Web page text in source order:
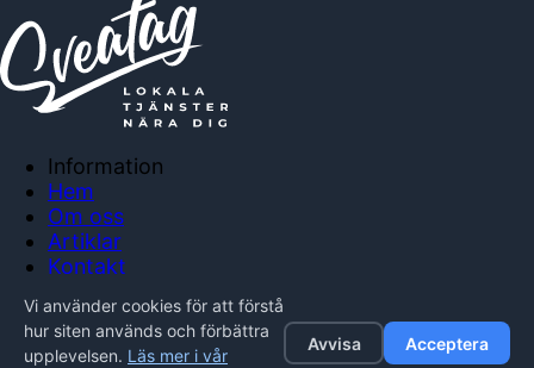
Information
Hem
Om oss
Artiklar
Kontakt
Integritetspolicy
Vi använder cookies för att förstå
hur siten används och förbättra
upplevelsen. Läs mer i vår
Avvisa Acceptera